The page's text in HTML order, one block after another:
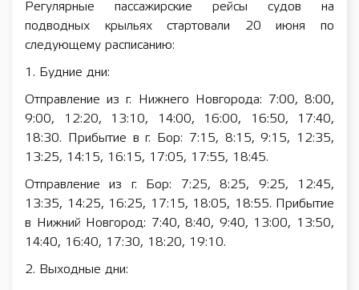
Регулярные пассажирские рейсы судов на
подводных крыльях стартовали 20 июня по
следующему расписанию:
1. Будние дни:
Отправление из г. Нижнего Новгорода: 7:00, 8:00,
9:00, 12:20, 13:10, 14:00, 16:00, 16:50, 17:40,
18:30. Прибытие в г. Бор: 7:15, 8:15, 9:15, 12:35,
13:25, 14:15, 16:15, 17:05, 17:55, 18:45.
Отправление из г. Бор: 7:25, 8:25, 9:25, 12:45,
13:35, 14:25, 16:25, 17:15, 18:05, 18:55. Прибытие
в Нижний Новгород: 7:40, 8:40, 9:40, 13:00, 13:50,
14:40, 16:40, 17:30, 18:20, 19:10.
2. Выходные дни: